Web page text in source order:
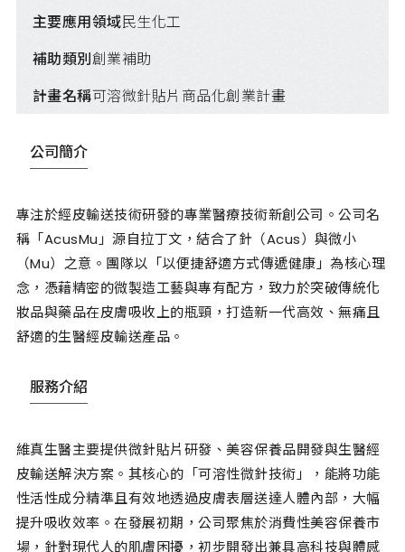
主要應用領域民生化工
補助類別創業補助
計畫名稱可溶微針貼片商品化創業計畫
公司簡介
專注於經皮輸送技術研發的專業醫療技術新創公司。公司名
稱「AcusMu」源自拉丁文，結合了針（Acus）與微小
（Mu）之意。團隊以「以便捷舒適方式傳遞健康」為核心理
念，憑藉精密的微製造工藝與專有配方，致力於突破傳統化
妝品與藥品在皮膚吸收上的瓶頸，打造新一代高效、無痛且
舒適的生醫經皮輸送產品。
服務介紹
維真生醫主要提供微針貼片研發、美容保養品開發與生醫經
皮輸送解決方案。其核心的「可溶性微針技術」，能將功能
性活性成分精準且有效地透過皮膚表層送達人體內部，大幅
提升吸收效率。在發展初期，公司聚焦於消費性美容保養市
場，針對現代人的肌膚困擾，初步開發出兼具高科技與體感